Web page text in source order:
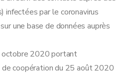
infectées par le coronavirus
une base de données auprès
octobre 2020 portant
coopération du 25 août 2020